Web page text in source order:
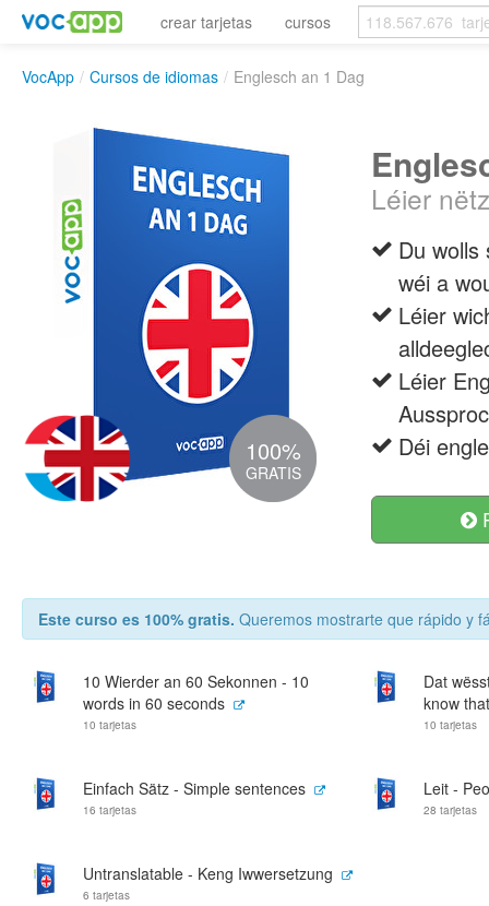
crear tarjetas cursos
VocApp / Cursos de idiomas / Englesch an 1 Dag
100%
GRATIS
Léier
Du
wéi a
Léier
Léier
Déi
Este curso es 100% gratis. Queremos mostrarte que rápido y
10 Wierder an 60 Sekonnen - 10
words in 60 seconds
10 tarjetas
Dat
know
10 tarjetas
Einfach Sätz - Simple sentences
16 tarjetas
Leit -
28 tarjetas
Untranslatable - Keng Iwwersetzung
6 tarjetas